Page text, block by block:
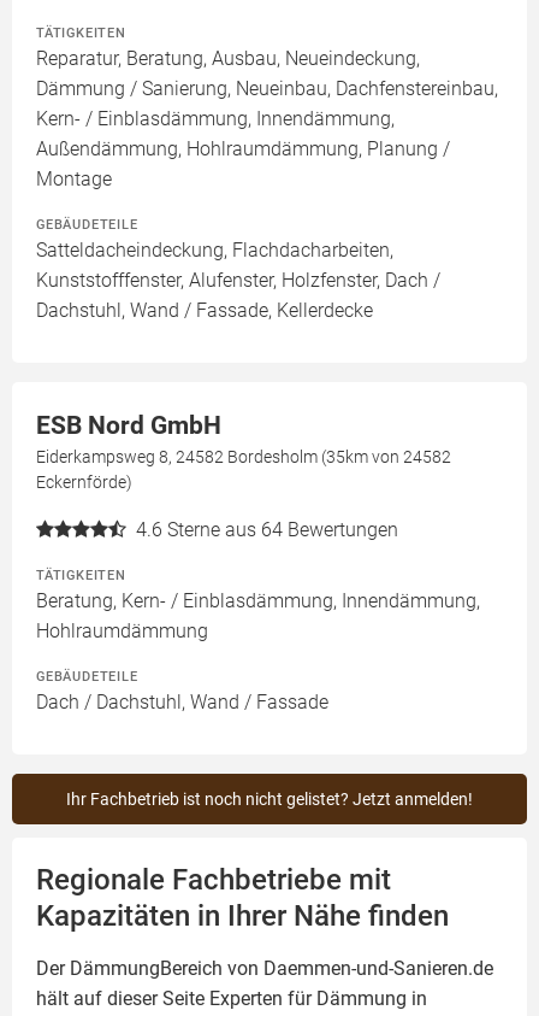
TÄTIGKEITEN
Reparatur, Beratung, Ausbau, Neueindeckung,
Dämmung / Sanierung, Neueinbau, Dachfenstereinbau,
Kern- / Einblasdämmung, Innendämmung,
Außendämmung, Hohlraumdämmung, Planung /
Montage
GEBÄUDETEILE
Satteldacheindeckung, Flachdacharbeiten,
Kunststofffenster, Alufenster, Holzfenster, Dach /
Dachstuhl, Wand / Fassade, Kellerdecke
ESB Nord GmbH
Eiderkampsweg 8, 24582 Bordesholm (35km von 24582
Eckernförde)
4.6 Sterne aus 64 Bewertungen
TÄTIGKEITEN
Beratung, Kern- / Einblasdämmung, Innendämmung,
Hohlraumdämmung
GEBÄUDETEILE
Dach / Dachstuhl, Wand / Fassade
Ihr Fachbetrieb ist noch nicht gelistet? Jetzt anmelden!
Regionale Fachbetriebe mit
Kapazitäten in Ihrer Nähe finden
Der DämmungBereich von Daemmen-und-Sanieren.de
hält auf dieser Seite Experten für Dämmung in